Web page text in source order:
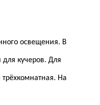
освещения. В
кучеров. Для
На